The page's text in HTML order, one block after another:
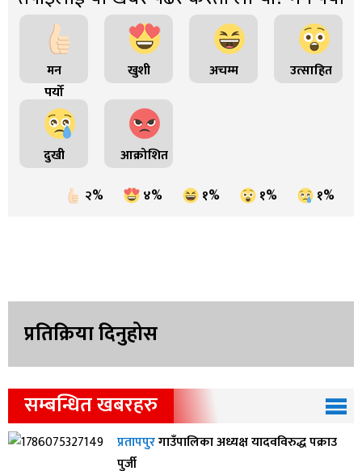
मन
पर्यो
खुशी अचम्म उत्साहित
दुखी
आक्रोशित
२%
४% १% १% १%
प्रतिक्रिया दिनुहोस
सम्बन्धित खबरहरु
प्रतापपुरगाउँपालिका अध्यक्ष यादवविरुद्ध पक्राउ
पुर्जी